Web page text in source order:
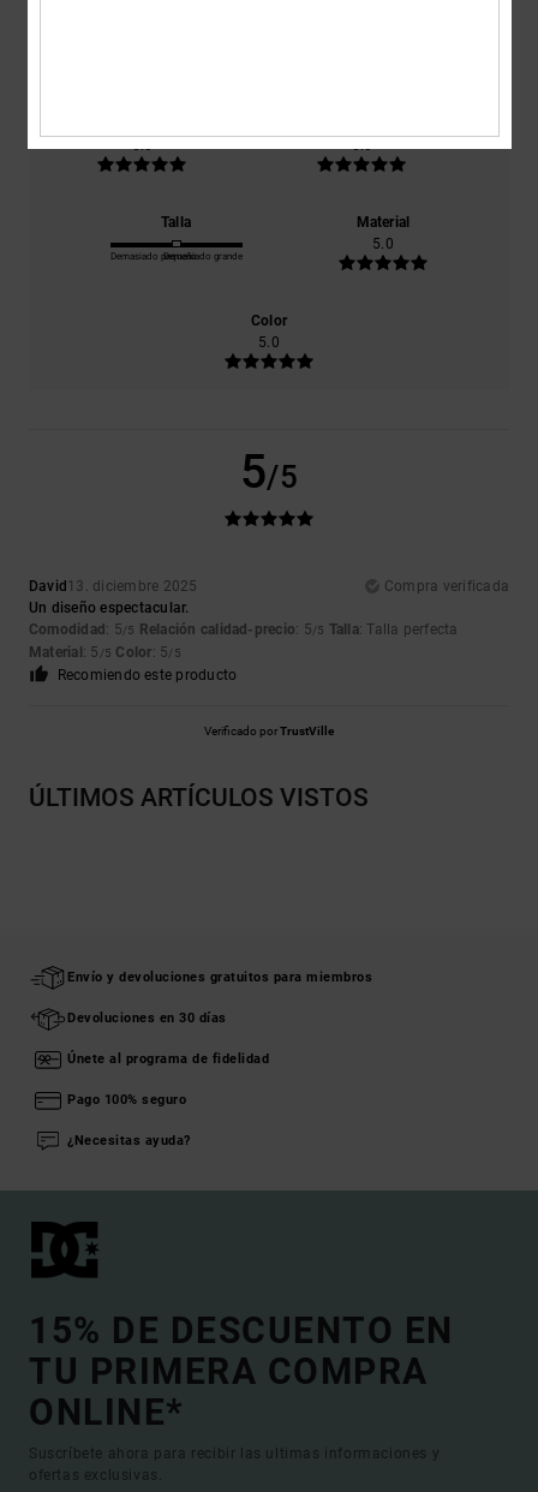
5.0
5.0
Talla
Demasiado pequeñoDemasiado grande
Material
5.0
Color
5.0
5/5
David 13. diciembre 2025
Compra verificada
Un diseño espectacular.
Comodidad : 5/5 Relación calidad-precio: 5/5 Talla: Talla perfecta
Material : 5 /5 Color: 5/5
Recomiendo este producto
Verificado porTrustVille
ÚLTIMOS ARTÍCULOS VISTOS
Envío y devoluciones gratuitos para miembros
Devoluciones en 30 días
Únete al programa de fidelidad
Pago 100% seguro
¿Necesitas ayuda?
15% DE DESCUENTO EN
TU PRIMERA COMPRA
ONLINE*
Suscríbete ahora para recibir las ultimas informaciones y
ofertas exclusivas.